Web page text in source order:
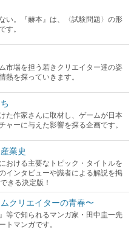
い。『赫本』は、〈試験問題〉の形
。
市場を担う若きクリエイター達の姿
熱を探っていきます。
た作家さんに取材し、ゲームが日本
ャーに与えた影響を探る企画です。
業史
おける主要なトピック・タイトルを
インタビューや識者による解説を掲
きる決定版！
クリエイターの青春〜
等で知られるマンガ家・田中圭一先
トマンガです。